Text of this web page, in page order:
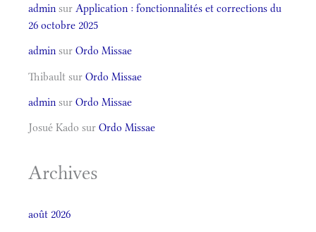
admin sur Application : fonctionnalités et corrections du
26 octobre 2025
admin sur Ordo Missae
Thibault sur Ordo Missae
admin sur Ordo Missae
Josué Kado sur Ordo Missae
Archives
août 2026